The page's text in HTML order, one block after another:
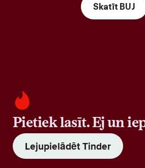
Skatīt BUJ
Pietiek lasīt. Ej un
Lejupielādēt Tinder